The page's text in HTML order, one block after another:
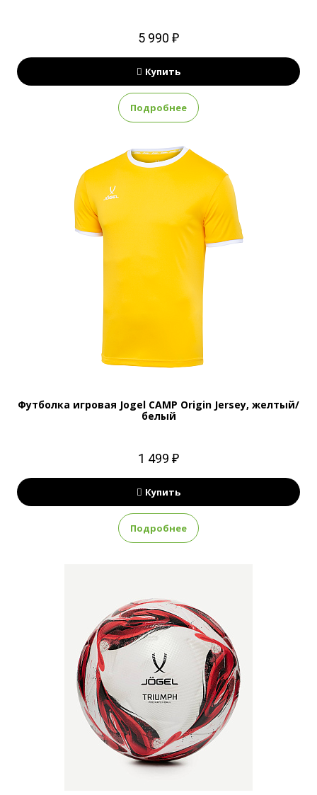
5 990 ₽
Купить
Подробнее
Футболка игровая Jogel CAMP Origin Jersey, желтый/
белый
1 499 ₽
Купить
Подробнее